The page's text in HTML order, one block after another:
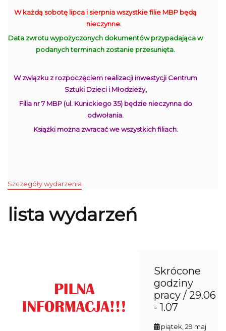
W każdą sobotę lipca i sierpnia wszystkie filie MBP będą
nieczynne.
Data zwrotu wypożyczonych dokumentów przypadająca w
podanych terminach zostanie przesunięta.
W związku z rozpoczęciem realizacji inwestycji Centrum
Sztuki Dzieci i Młodzieży,
Filia nr 7 MBP (ul. Kunickiego 35) będzie nieczynna do
odwołania.
Książki można zwracać we wszystkich filiach.
Szczegóły wydarzenia
lista wydarzeń
Skrócone
godziny
pracy / 29.06
- 1.07
piątek, 29 maj